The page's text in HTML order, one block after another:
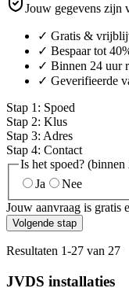
Jouw gegevens zijn
✓ Gratis &
✓ Bespaar tot
✓ Binnen 24 uur
✓ Geverifieerde
Stap 1 : Spoed
Stap 2: Klus
Stap 3: Adres
Stap 4: Contact
Is het spoed?
Ja
Nee
Jouw aanvraag is gratis
Volgende stap
Resultaten 1-27 van 27
JVDS installaties